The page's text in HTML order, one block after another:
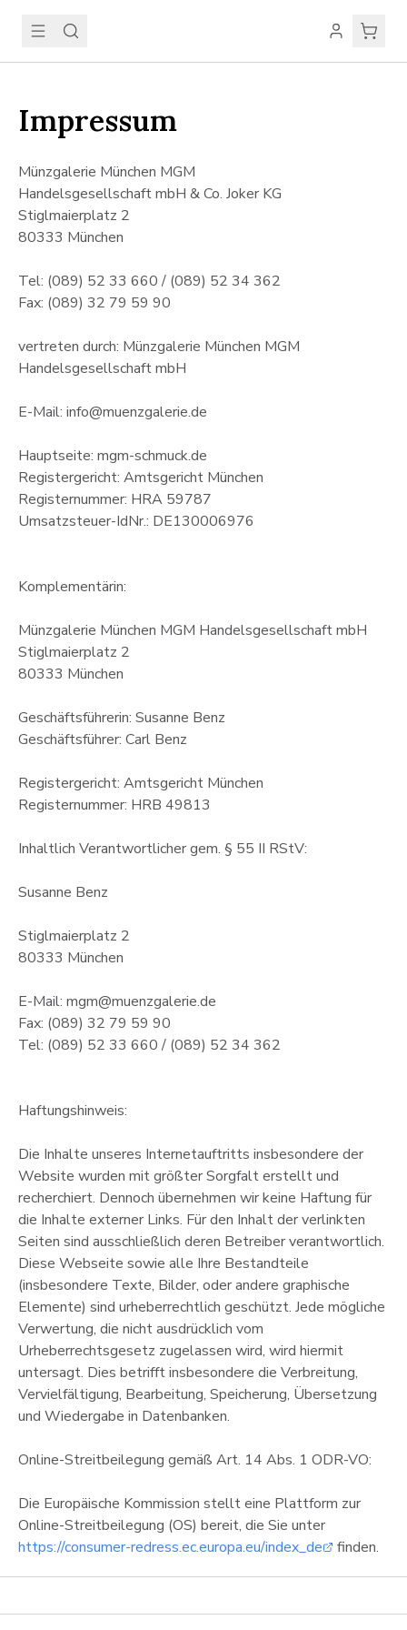
Impressum
Münzgalerie München MGM
Handelsgesellschaft mbH & Co. Joker KG
Stiglmaierplatz 2
80333 München
Tel: (089) 52 33 660 / (089) 52 34 362
Fax: (089) 32 79 59 90
vertreten durch: Münzgalerie München MGM
Handelsgesellschaft mbH
E-Mail: info@muenzgalerie.de
Hauptseite: mgm-schmuck.de
Registergericht: Amtsgericht München
Registernummer: HRA 59787
Umsatzsteuer-IdNr.: DE130006976
Komplementärin:
Münzgalerie München MGM Handelsgesellschaft mbH
Stiglmaierplatz 2
80333 München
Geschäftsführerin: Susanne Benz
Geschäftsführer: Carl Benz
Registergericht: Amtsgericht München
Registernummer: HRB 49813
Inhaltlich Verantwortlicher gem. § 55 II RStV:
Susanne Benz
Stiglmaierplatz 2
80333 München
E-Mail: mgm@muenzgalerie.de
Fax: (089) 32 79 59 90
Tel: (089) 52 33 660 / (089) 52 34 362
Haftungshinweis:
Die Inhalte unseres Internetauftritts insbesondere der
Website wurden mit größter Sorgfalt erstellt und
recherchiert. Dennoch übernehmen wir keine Haftung für
die Inhalte externer Links. Für den Inhalt der verlinkten
Seiten sind ausschließlich deren Betreiber verantwortlich.
Diese Webseite sowie alle Ihre Bestandteile
(insbesondere Texte, Bilder, oder andere graphische
Elemente) sind urheberrechtlich geschützt. Jede mögliche
Verwertung, die nicht ausdrücklich vom
Urheberrechtsgesetz zugelassen wird, wird hiermit
untersagt. Dies betrifft insbesondere die Verbreitung,
Vervielfältigung, Bearbeitung, Speicherung, Übersetzung
und Wiedergabe in Datenbanken.
Online-Streitbeilegung gemäß Art. 14 Abs. 1 ODR-VO:
Die Europäische Kommission stellt eine Plattform zur
Online-Streitbeilegung (OS) bereit, die Sie unter
https://consumer-redress.ec.europa.eu/index_de
finden.